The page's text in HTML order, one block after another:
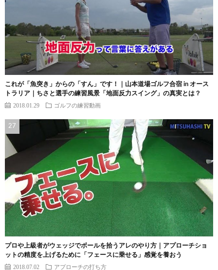
これが「魚突き」からの「すん」です！｜山本道場ゴルフ合宿 in オース
トラリア｜ちさと選手の練習風景「地面反力スイング」の真実とは？
2018.01.29 ゴルフの練習動画
プロや上級者がウェッジでボールを拾うアレのやり方｜アプローチショ
ットの精度を上げるために「フェースに乗せる」感覚を養おう
2018.07.02 アプローチの打ち方